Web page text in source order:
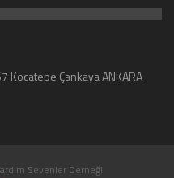
Kocatepe Çankaya ANKARA
Sevenler Derneği